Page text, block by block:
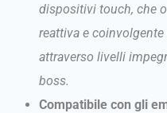
dispositivi touch, che
reattiva e
attraverso livelli
boss.
Compatibile con gli